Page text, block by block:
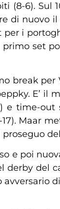
(8-6).
nuovo il
per i
set
break per
E’
e time-
Maar
e poi
del